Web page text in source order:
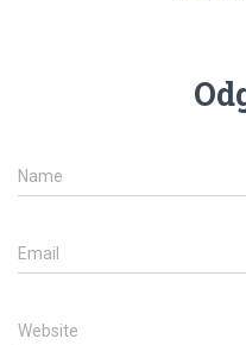
Name
Email
Website